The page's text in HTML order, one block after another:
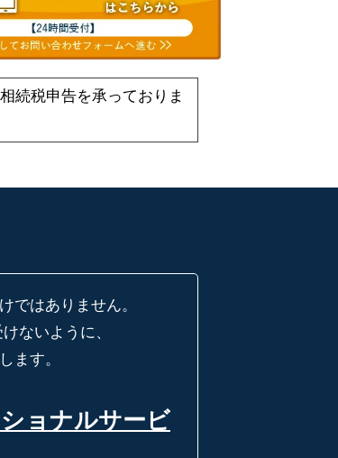
相続税申告を承っておりま
ではありません。
ないように、
ます。
ョナルサービ